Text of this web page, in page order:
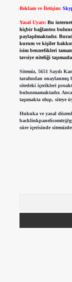
Reklam ve İletişim:
Yasal Uyarı: Bu
hiçbir bağlantısı
paylaşılmaktadır.
kurum ve kişiler
isim benzerlikleri
tavsiye niteliği
Sitemiz, 5651 Sayılı
tarafından onaylanmış
sitedeki içerikleri
bulunmamaktadır.
taşımakta olup, siteye
Hukuka ve yasal
süre içerisinde